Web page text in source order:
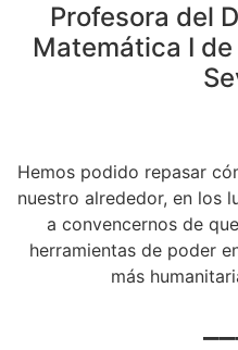
Profesora del
Matemática I
Hemos podido repasar
nuestro alrededor, en los
a convencernos de
herramientas de poder
más